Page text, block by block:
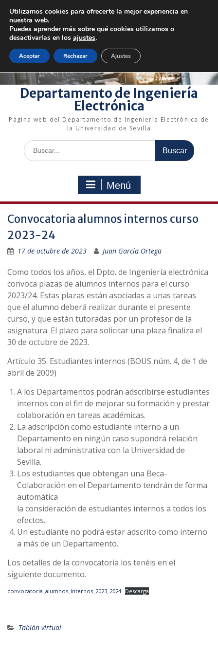
contenido
+34 954 48 73 72 electronica@us.es
Bienvenido a nuestro departamento!
Enlaces rápidos
Departamento de Ingeniería
Electrónica
Página web del Departamento de Ingeniería Electrónica de
la Universidad de Sevilla
Buscar:
Menú
Convocatoria alumnos internos curso
2023-24
17 de octubre de 2023 Juan García Ortega
Como todos los años, el Dpto. de Ingeniería electrónica
convoca plazas de alumnos internos para el curso
2023/24. Estas plazas están asociadas a unas tareas
que el alumno deberá realizar durante el presente
curso, y que están tutoradas por un profesor de la
asignatura. El plazo para solicitar una plaza finaliza el
30 de octubre de 2023.
Artículo 35. Estudiantes internos (BOUS núm. 4, de 1 de
abril de 2009)
A los Departamentos podrán adscribirse estudiantes
internos con el fin de mejorar su formación y prestar
colaboración en tareas académicas.
La adscripción como estudiante interno a un
Departamento en ningún caso supondrá relación
laboral ni administrativa con la Universidad de
Sevilla.
Los estudiantes que obtengan una Beca-
Colaboración en el Departamento tendrán de forma
automática
la consideración de estudiantes internos a todos los
efectos.
Un estudiante no podrá estar adscrito como interno
a más de un Departamento.
Los detalles de la convocatoria los tenéis en el
siguiente documento.
convocatoria_alumnos_internos_2023_2024 Descarga
Tablón virtual
Utilizamos cookies para ofrecerte la mejor experiencia en
nuestra web.
Puedes aprender más sobre qué cookies utilizamos o
desactivarlas en los ajustes.
Aceptar Rechazar Ajustes